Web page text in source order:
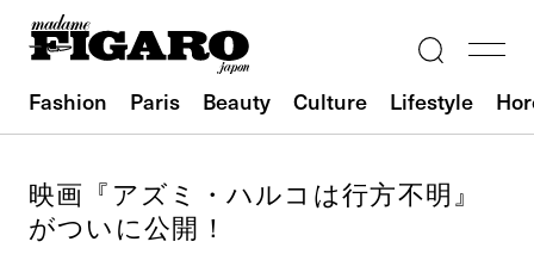
Fashion Paris Beauty Culture Lifestyle
映画『アズミ・ハルコは行方不明』
がついに公開！